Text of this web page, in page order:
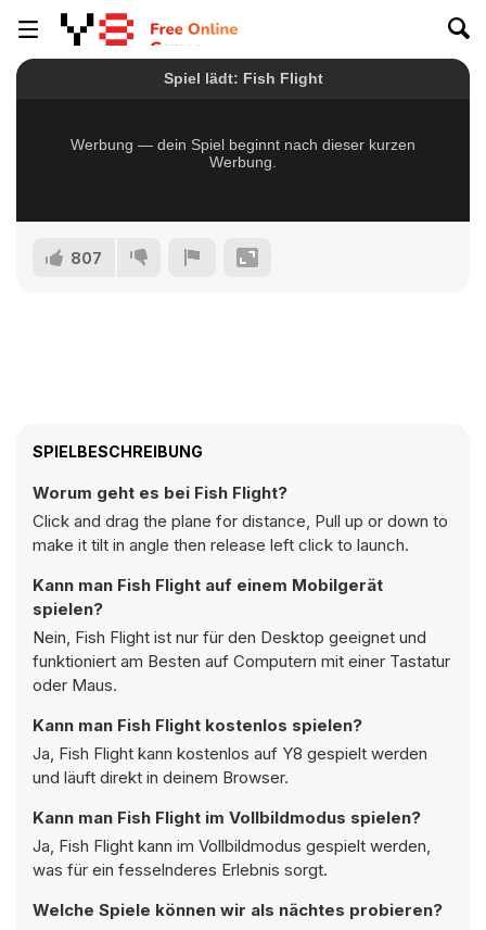
807
SPIELBESCHREIBUNG
Worum geht es bei Fish Flight?
Click and drag the plane for distance, Pull up or down to
make it tilt in angle then release left click to launch.
Kann man Fish Flight auf einem Mobilgerät
spielen?
Nein, Fish Flight ist nur für den Desktop geeignet und
funktioniert am Besten auf Computern mit einer Tastatur
oder Maus.
Kann man Fish Flight kostenlos spielen?
Ja, Fish Flight kann kostenlos auf Y8 gespielt werden
und läuft direkt in deinem Browser.
Kann man Fish Flight im Vollbildmodus spielen?
Ja, Fish Flight kann im Vollbildmodus gespielt werden,
was für ein fesselnderes Erlebnis sorgt.
Welche Spiele können wir als nächtes probieren?